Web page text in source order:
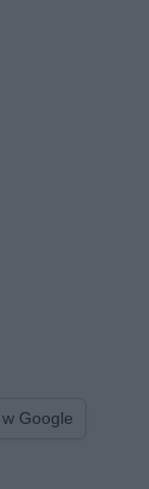
Google